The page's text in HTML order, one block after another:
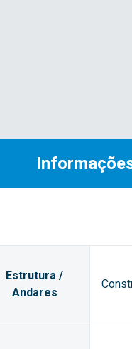
Estrutura /
Andares